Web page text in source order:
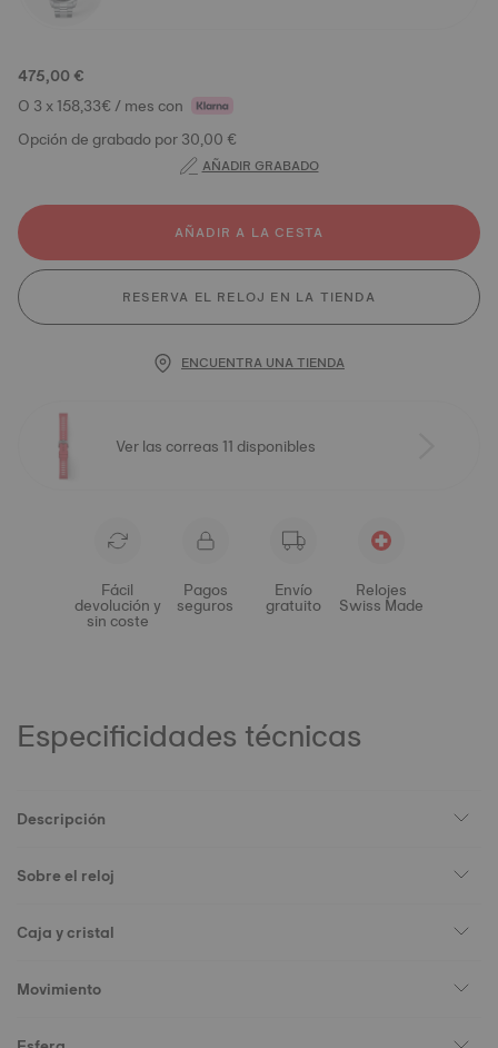
475,00 €
O 3 x 158,33€ / mes con
Opción de grabado por 30,00 €
AÑADIR GRABADO
AÑADIR A LA CESTA
RESERVA EL RELOJ EN LA TIENDA
ENCUENTRA UNA TIENDA
Ver las correas 11 disponibles
Fácil
devolución y
sin coste
Pagos
seguros
Envío
gratuito
Relojes
Swiss Made
Especificidades técnicas
Descripción
Sobre el reloj
Caja y cristal
Movimiento